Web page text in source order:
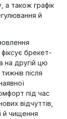
а також графік
й
брекет-
на другій цю
після
під час
відчуттів,
й чищення